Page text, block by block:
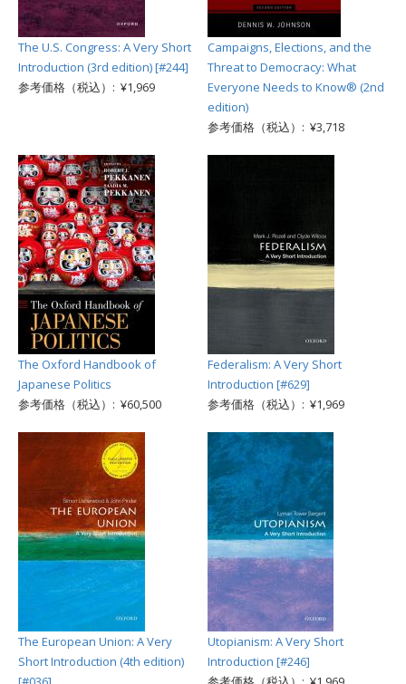
The U.S. Congress: A Very Short
Introduction (3rd edition) [#244]
参考価格（税込）: ¥1,969
Campaigns, Elections, and the
Threat to Democracy: What
Everyone Needs to Know® (2nd
edition)
参考価格（税込）: ¥3,718
The Oxford Handbook of
Japanese Politics
参考価格（税込）: ¥60,500
Federalism: A Very Short
Introduction [#629]
参考価格（税込）: ¥1,969
The European Union: A Very
Short Introduction (4th edition)
Utopianism: A Very Short
Introduction [#246]